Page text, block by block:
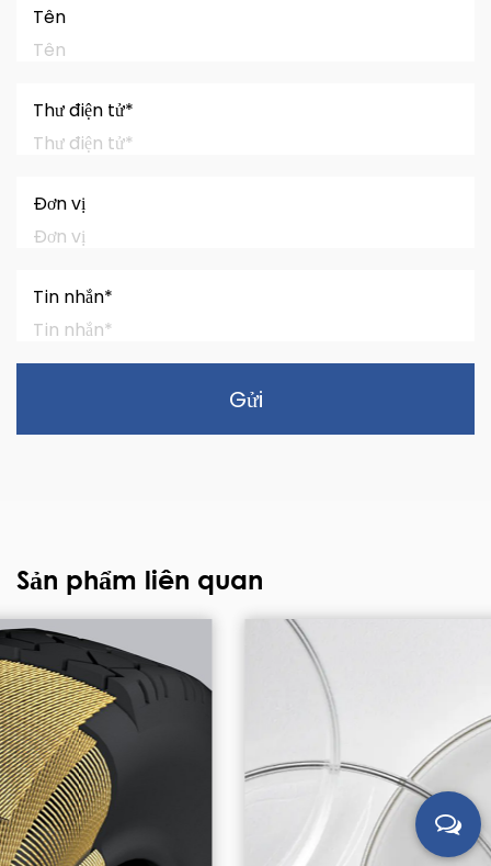
Tên
Thư điện tử*
Đơn vị
Tin nhắn*
Gửi
Sản phẩm liên quan